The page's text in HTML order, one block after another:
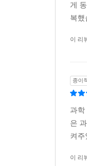
말에 따
이루는
게
복
이 리
종이
과
은
켜
이 리